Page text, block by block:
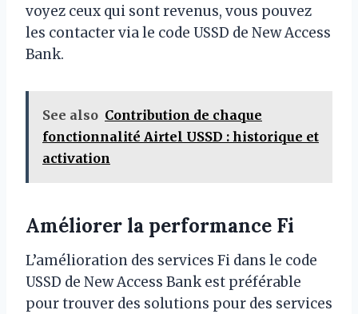
voyez ceux qui sont revenus, vous pouvez
les contacter via le code USSD de New Access
Bank.
See also Contribution de chaque
fonctionnalité Airtel USSD : historique et
activation
Améliorer la performance Fi
L’amélioration des services Fi dans le code
USSD de New Access Bank est préférable
pour trouver des solutions pour des services